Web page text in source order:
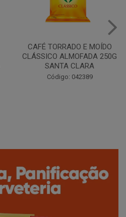
Copo Plástico Branco 180ml
Pacote c/100 - Cristalcopo
Código: 031413